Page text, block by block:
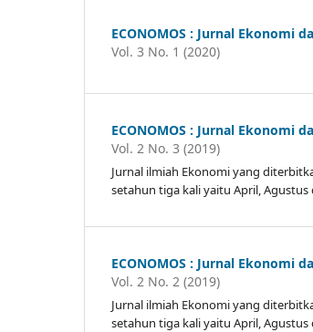
ECONOMOS : Jurnal Ekonomi
Vol. 3 No. 1 (2020)
ECONOMOS : Jurnal Ekonomi
Vol. 2 No. 3 (2019)
Jurnal ilmiah Ekonomi yang
setahun tiga kali yaitu April,
ECONOMOS : Jurnal Ekonomi
Vol. 2 No. 2 (2019)
Jurnal ilmiah Ekonomi yang
setahun tiga kali yaitu April,